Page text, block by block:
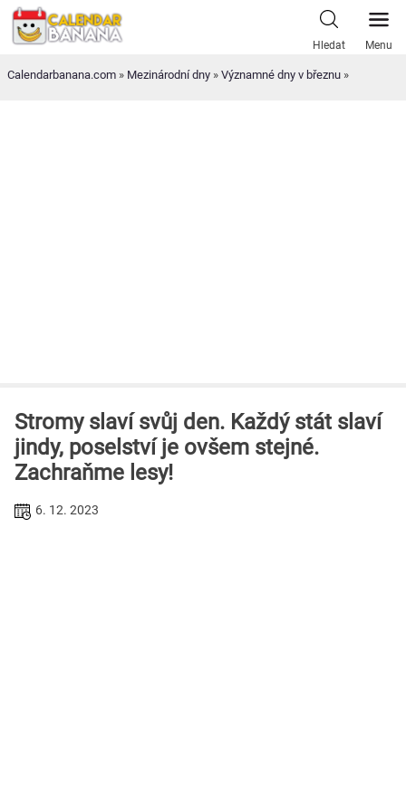
Skip
Hledat Menu
Calendarbanana.com » Mezinárodní dny » Významné dny v březnu »
Stromy slaví svůj den. Každý stát slaví
jindy, poselství je ovšem stejné.
Zachraňme lesy!
6. 12. 2023